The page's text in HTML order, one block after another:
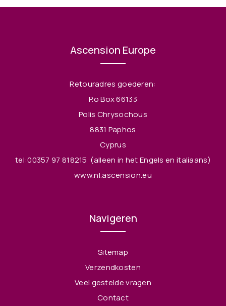
Ascension Europe
Retouradres goederen:
P.o Box 66133
Polis Chrysochous
8831 Paphos
Cyprus
tel:00357 97 818215 (alleen in het Engels en italiaans)
www.nl.ascension.eu
Navigeren
Sitemap
Verzendkosten
Veel gestelde vragen
Contact